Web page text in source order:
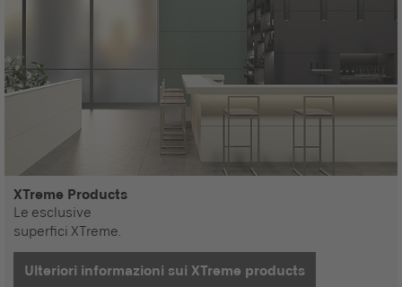
XTreme Products
Le esclusive
superfici XTreme.
Ulteriori informazioni sui XTreme products